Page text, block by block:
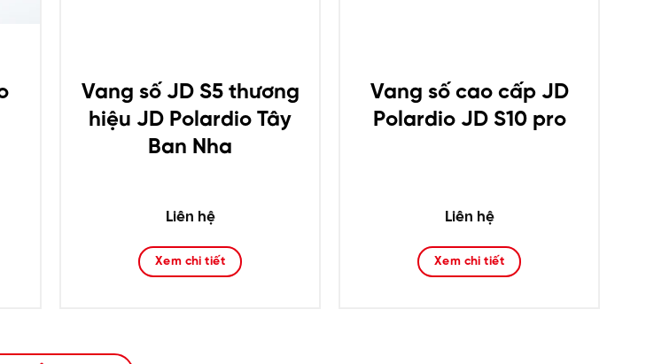
Vang số JD S5 thương
hiệu JD Polardio Tây
Ban Nha
Liên hệ
Xem chi tiết
Vang số cao cấp JD
Polardio JD S10 pro
Liên hệ
Xem chi tiết